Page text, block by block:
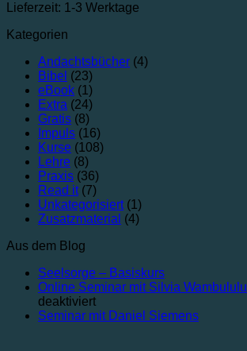
Lieferzeit: 1-3 Werktage
Kategorien
Andachtsbücher (4)
Bibel (23)
eBook (1)
Extra (24)
Gratis (8)
Impuls (16)
Kurse (108)
Lehre (8)
Praxis (36)
Read it (7)
Unkategorisiert (1)
Zusatzmaterial (4)
Aus dem Blog
Seelsorge – Basiskurs
Online Seminar mit Silvia Wambululu
deaktiviert
Seminar mit Daniel Siemens